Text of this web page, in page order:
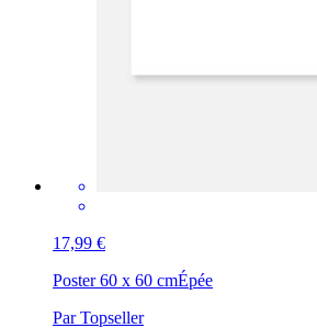
17,99 €
Poster 60 x 60 cmÉpée
Par Topseller